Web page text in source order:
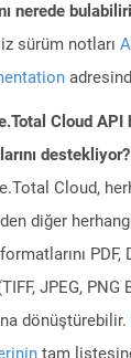
nerede
sürüm notları
Cloud API
destekliyor?
Cloud,
diğer
PDF,
JPEG, PNG
dönüştürebilir.
tam